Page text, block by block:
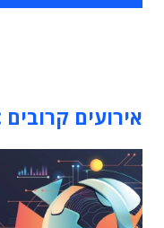
אירועים קרובים